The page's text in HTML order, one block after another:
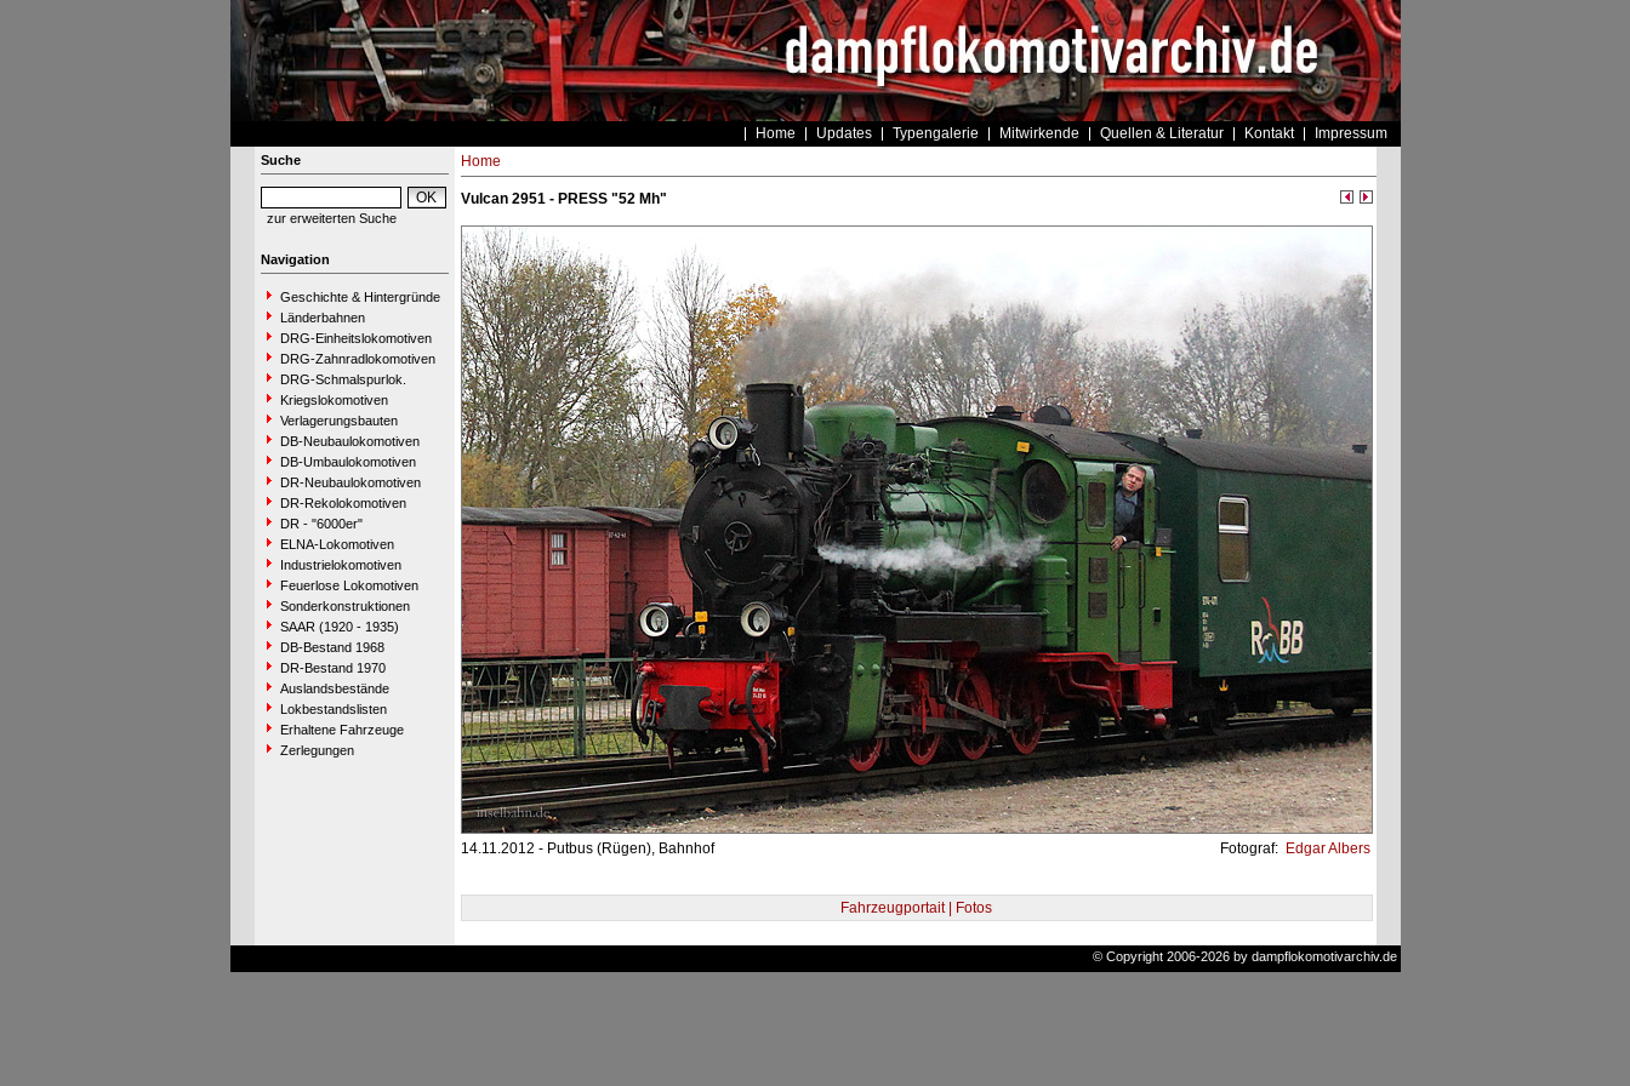
Home Updates Typengalerie Mitwirkende Quellen & Literatur Kontakt Impressum
Suche
zur erweiterten Suche
Navigation
Geschichte & Hintergründe
Länderbahnen
DRG-Einheitslokomotiven
DRG-Zahnradlokomotiven
DRG-Schmalspurlok.
Kriegslokomotiven
Verlagerungsbauten
DB-Neubaulokomotiven
DB-Umbaulokomotiven
DR-Neubaulokomotiven
DR-Rekolokomotiven
DR - "6000er"
ELNA-Lokomotiven
Industrielokomotiven
Feuerlose Lokomotiven
Sonderkonstruktionen
SAAR (1920 - 1935)
DB-Bestand 1968
DR-Bestand 1970
Auslandsbestände
Lokbestandslisten
Erhaltene Fahrzeuge
Zerlegungen
Home
Vulcan 2951 - PRESS "52 Mh"
14.11.2012 - Putbus (Rügen), Bahnhof Fotograf: Edgar Albers
Fahrzeugportait | Fotos
© Copyright 2006-2026 by dampflokomotivarchiv.de